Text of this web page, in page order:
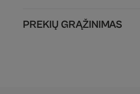
PREKIŲ GRĄŽINIMAS